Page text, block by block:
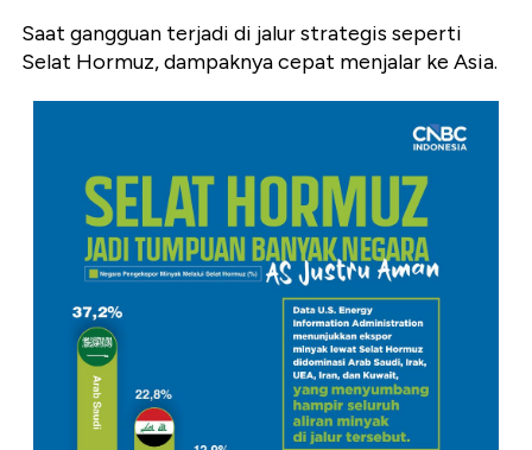
Saat gangguan terjadi di jalur strategis seperti
Selat Hormuz, dampaknya cepat menjalar ke Asia.